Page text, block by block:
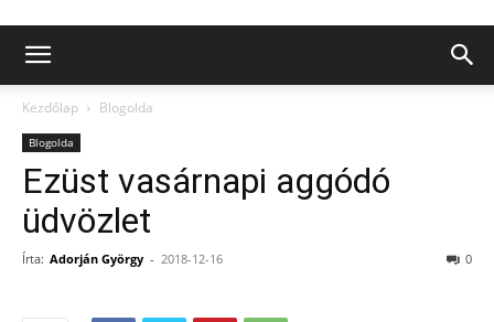
Kezdőlap Blogolda
Blogolda
Ezüst vasárnapi aggódó
üdvözlet
Írta: Adorján György - 2018-12-16 0